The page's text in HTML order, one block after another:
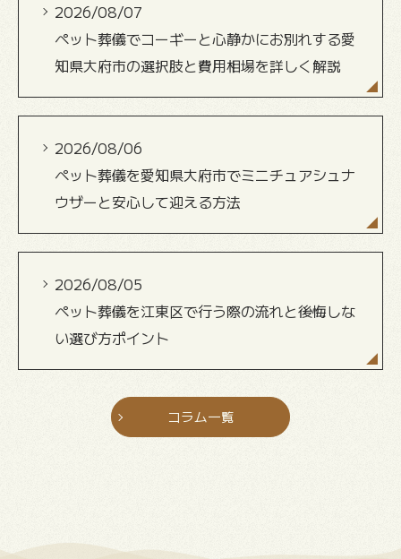
2026/08/07
ペット葬儀でコーギーと心静かにお別れする愛
知県大府市の選択肢と費用相場を詳しく解説
2026/08/06
ペット葬儀を愛知県大府市でミニチュアシュナ
ウザーと安心して迎える方法
2026/08/05
ペット葬儀を江東区で行う際の流れと後悔しな
い選び方ポイント
コラム一覧